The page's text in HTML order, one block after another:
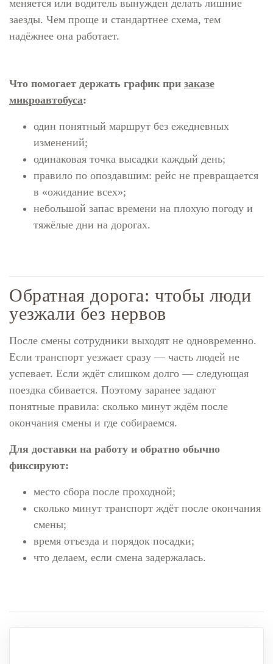
меняется или водитель вынужден делать лишние
заезды. Чем проще и стандартнее схема, тем
надёжнее она работает.
Что помогает держать график при заказе
микроавтобуса:
один понятный маршрут без ежедневных
изменений;
одинаковая точка высадки каждый день;
правило по опоздавшим: рейс не превращается
в «ожидание всех»;
небольшой запас времени на плохую погоду и
тяжёлые дни на дорогах.
Обратная дорога: чтобы люди
уезжали без нервов
После смены сотрудники выходят не одновременно.
Если транспорт уезжает сразу — часть людей не
успевает. Если ждёт слишком долго — следующая
поездка сбивается. Поэтому заранее задают
понятные правила: сколько минут ждём после
окончания смены и где собираемся.
Для доставки на работу и обратно обычно
фиксируют:
место сбора после проходной;
сколько минут транспорт ждёт после окончания
смены;
время отъезда и порядок посадки;
что делаем, если смена задержалась.